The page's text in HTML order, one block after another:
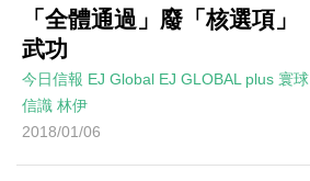
「全體通過」廢「核選項」
武功
今日信報 EJ Global EJ GLOBAL plus 寰球
信識 林伊
2018/01/06